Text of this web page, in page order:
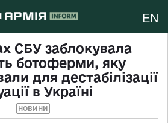
EN
СБУ заблокувала
ботоферми, яку
для дестабілізації
в Україні
НОВИНИ